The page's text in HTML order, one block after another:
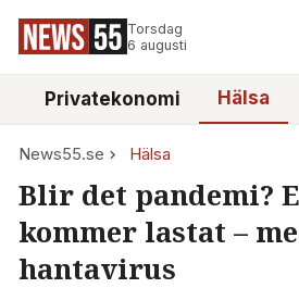
Torsdag
6 augusti
Privatekonomi Hälsa
News55.se Hälsa
Blir det pandemi?
kommer lastat –
hantavirus